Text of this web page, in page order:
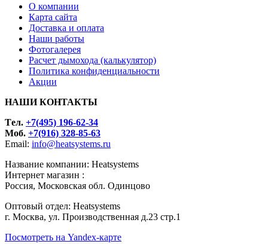
О компании
Карта сайта
Доставка и оплата
Наши работы
Фотогалерея
Расчет дымохода (калькулятор)
Политика конфиденциальности
Акции
НАШИ КОНТАКТЫ
Tел. +7(495) 196-62-34
Моб. +7(916) 328-85-63
Email: info@heatsystems.ru
Название компании: Heatsystems
Интернет магазин :
Россия, Московская обл. Одинцово
Оптовый отдел: Heatsystems
г. Москва, ул. Производственная д.23 стр.1
Посмотреть на Yandex-карте